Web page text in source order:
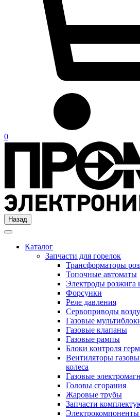
0
Назад
Каталог
Запчасти для горелок
Трансформаторы
Топочные автоматы
Электроды розжига
Форсунки
Реле давления
Сервоприводы
Газовые
Газовые клапаны
Газовые рампы
Блоки контроля
Вентиляторы
колеса
Газовые
Головы сгорания
Жаровые трубы
Запчасти
Электрокомпоненты